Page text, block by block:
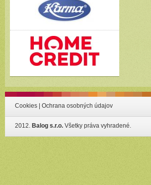
Cookies Ochrana osobných údajov
2012. Balog s.r.o. Všetky práva vyhradené.